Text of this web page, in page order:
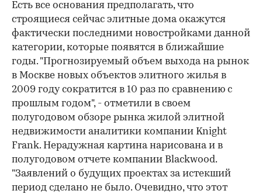
Есть все основания предполагать, что
строящиеся сейчас элитные дома окажутся
фактически последними новостройками данной
категории, которые появятся в ближайшие
годы. "Прогнозируемый объем выхода на рынок
в Москве новых объектов элитного жилья в
2009 году сократится в 10 раз по сравнению с
прошлым годом", - отметили в своем
полугодовом обзоре рынка жилой элитной
недвижимости аналитики компании Knight
Frank. Нерадужная картина нарисована и в
полугодовом отчете компании Blackwood.
"Заявлений о будущих проектах за истекший
период сделано не было. Очевидно, что этот